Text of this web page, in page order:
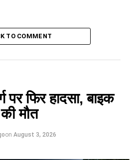
सपा नेता ने दी जान से मारने की धमकी,
टैक्सी दुर्घटनाग्रस्त, कई घायल…
TO COMMENT
पर फिर हादसा, बाइक
मौत
on August 3, 2026